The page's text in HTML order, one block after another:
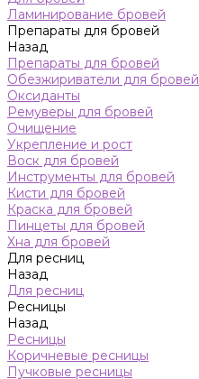
Ламинирование бровей
Препараты для бровей
Назад
Препараты для бровей
Обезжириватели для бровей
Оксиданты
Ремуверы для бровей
Очищение
Укрепление и рост
Воск для бровей
Инструменты для бровей
Кисти для бровей
Краска для бровей
Пинцеты для бровей
Хна для бровей
Для ресниц
Назад
Для ресниц
Ресницы
Назад
Ресницы
Коричневые ресницы
Пучковые ресницы